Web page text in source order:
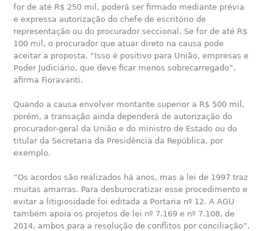
for de até R$ 250 mil, poderá ser firmado mediante prévia
e expressa autorização do chefe de escritório de
representação ou do procurador seccional. Se for de até R$
100 mil, o procurador que atuar direto na causa pode
aceitar a proposta. “Isso é positivo para União, empresas e
Poder Judiciário, que deve ficar menos sobrecarregado”,
afirma Fioravanti.
Quando a causa envolver montante superior a R$ 500 mil,
porém, a transação ainda dependerá de autorização do
procurador-geral da União e do ministro de Estado ou do
titular da Secretaria da Presidência da República, por
exemplo.
“Os acordos são realizados há anos, mas a lei de 1997 traz
muitas amarras. Para desburocratizar esse procedimento e
evitar a litigiosidade foi editada a Portaria nº 12. A AGU
também apoia os projetos de lei nº 7.169 e nº 7.108, de
2014, ambos para a resolução de conflitos por conciliação”,